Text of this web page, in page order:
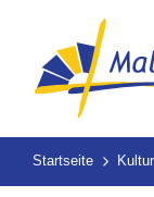
Startseite